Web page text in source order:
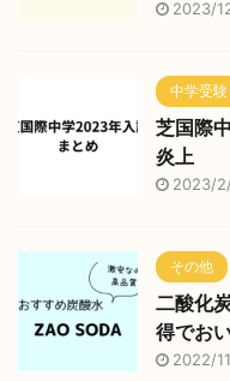
2023/
中学受験
芝国際
炎上
2023/
その他
二酸化
得でお
2022/